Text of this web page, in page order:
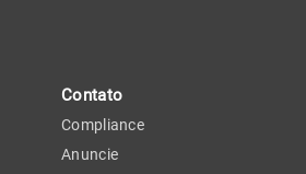
Contato
Compliance
Anuncie